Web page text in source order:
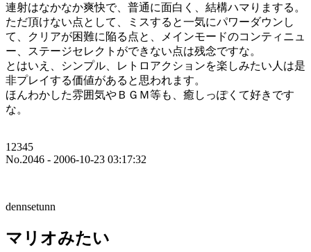
連射はなかなか爽快で、普通に面白く、結構ハマりまする。
ただ頂けない点として、ミスすると一気にパワーダウンし
て、クリアが困難に陥る点と、メインモードのコンティニュ
ー、ステージセレクトができない点は残念ですな。
とはいえ、シンプル、レトロアクションを楽しみたい人は是
非プレイする価値があると思われます。
ほんわかした雰囲気やＢＧＭ等も、癒しっぽくて好きです
な。
12345
No.2046 - 2006-10-23 03:17:32
dennsetunn
マリオみたい